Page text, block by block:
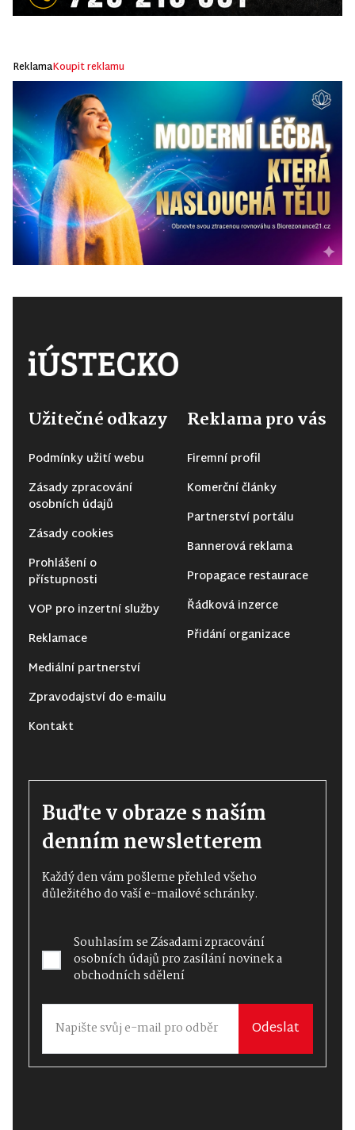
ReklamaKoupit reklamu
Užitečné odkazy
Podmínky užití webu
Zásady zpracování
osobních údajů
Zásady cookies
Prohlášení o
přístupnosti
VOP pro inzertní služby
Reklamace
Mediální partnerství
Zpravodajství do e-mailu
Kontakt
Reklama pro vás
Firemní profil
Komerční články
Partnerství portálu
Bannerová reklama
Propagace restaurace
Řádková inzerce
Přidání organizace
Buďte v obraze s naším
denním newsletterem
Každý den vám pošleme přehled všeho
důležitého do vaší e-mailové schránky.
Souhlasím seZásadami zpracování
osobních údajůpro zasílání novinek a
obchodních sdělení
Odeslat